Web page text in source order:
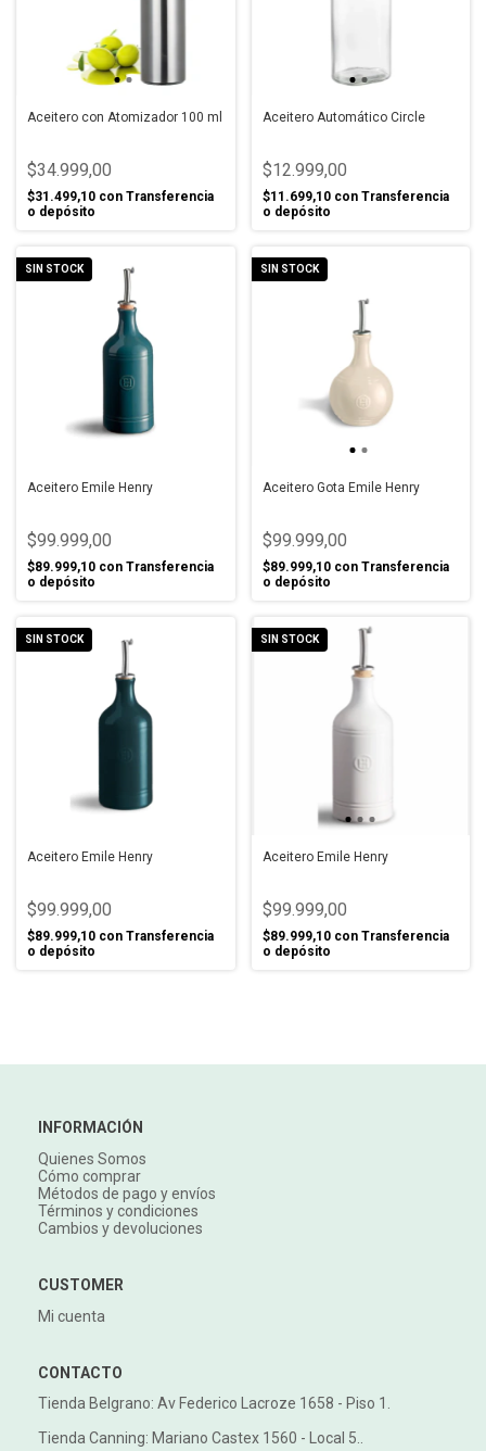
Aceitero con Atomizador 100 ml
$34.999,00
$31.499,10 con Transferencia
o depósito
Aceitero Automático Circle
$12.999,00
$11.699,10 con Transferencia
o depósito
SIN STOCK
Aceitero Emile Henry
$99.999,00
$89.999,10 con Transferencia
o depósito
SIN STOCK
Aceitero Gota Emile Henry
$99.999,00
$89.999,10 con Transferencia
o depósito
SIN STOCK
Aceitero Emile Henry
$99.999,00
$89.999,10 con Transferencia
o depósito
SIN STOCK
Aceitero Emile Henry
$99.999,00
$89.999,10 con Transferencia
o depósito
INFORMACIÓN
Quienes Somos
Cómo comprar
Métodos de pago y envíos
Términos y condiciones
Cambios y devoluciones
CUSTOMER
Mi cuenta
CONTACTO
Tienda Belgrano: Av Federico Lacroze 1658 - Piso 1.
Tienda Canning: Mariano Castex 1560 - Local 5..